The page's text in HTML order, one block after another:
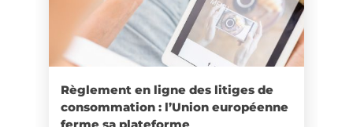
Règlement en ligne des litiges de
consommation : l’Union européenne